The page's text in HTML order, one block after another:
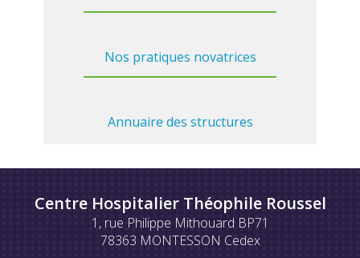
Nos pratiques novatrices
Annuaire des structures
Centre Hospitalier Théophile Roussel
1, rue Philippe Mithouard BP71
78363 MONTESSON Cedex